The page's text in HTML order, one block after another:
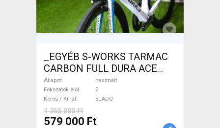
_EGYÉB S-WORKS TARMAC
CARBON FULL DURA ACE
Országúti használt ELADÓ
Állapot
használt
Fokozatok elöl
2
Keres / Kínál
ELADÓ
1 255 000 Ft
579 000 Ft